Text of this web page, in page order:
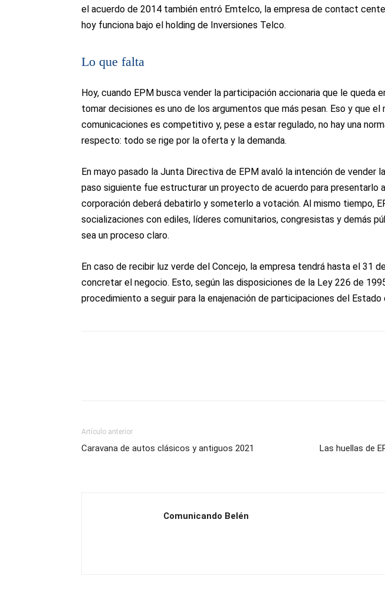
el acuerdo de 2014 también entró Emtelco, la empresa de contact
hoy funciona bajo el holding de Inversiones Telco.
Lo que falta
Hoy, cuando EPM busca vender la participación accionaria que le queda
tomar decisiones es uno de los argumentos que más pesan. Eso y que el
comunicaciones es competitivo y, pese a estar regulado, no hay una
respecto: todo se rige por la oferta y la demanda.
En mayo pasado la Junta Directiva de EPM avaló la intención de vender
paso siguiente fue estructurar un proyecto de acuerdo para presentarlo
corporación deberá debatirlo y someterlo a votación. Al mismo tiempo,
socializaciones con ediles, líderes comunitarios, congresistas y demás
sea un proceso claro.
En caso de recibir luz verde del Concejo, la empresa tendrá hasta el 31
concretar el negocio. Esto, según las disposiciones de la Ley 226 de
procedimiento a seguir para la enajenación de participaciones del Estado
Artículo anterior
Caravana de autos clásicos y antiguos 2021
Las huellas de
Comunicando Belén